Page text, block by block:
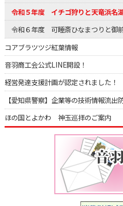
令和５年度 イチゴ狩りと天竜浜名
令和６年度 可睡斎ひなまつりと御
コアブラツツジ紅葉情報
音羽商工会公式LINE開設！
経営発達支援計画が認定されました！
【愛知県警察】企業等の技術情報流
ほの国とよかわ 神玉巡拝のご案内